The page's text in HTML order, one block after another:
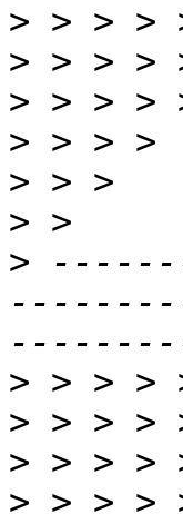
>
>
>
>
>
>
>
>
>
>
>